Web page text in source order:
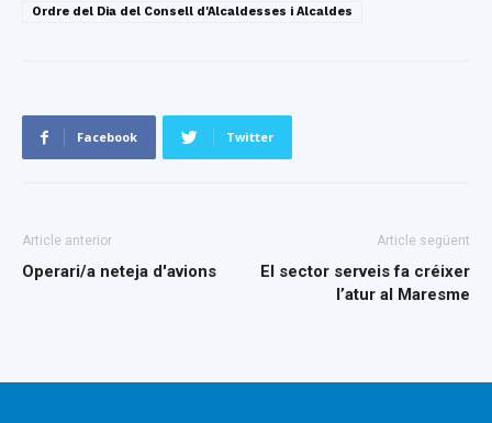
Ordre del Dia del Consell d'Alcaldesses i Alcaldes
Facebook Twitter
Article anterior
Operari/a neteja d'avions
Article següent
El sector serveis fa créixer
l’atur al Maresme